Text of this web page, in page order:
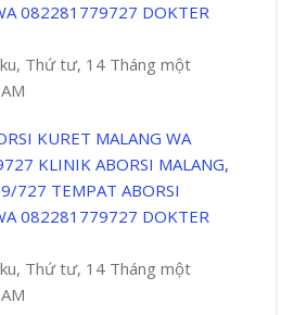
082281779727 DOKTER
Thứ tư, 14 Tháng một
KURET MALANG WA
KLINIK ABORSI MALANG,
727 TEMPAT ABORSI
082281779727 DOKTER
Thứ tư, 14 Tháng một